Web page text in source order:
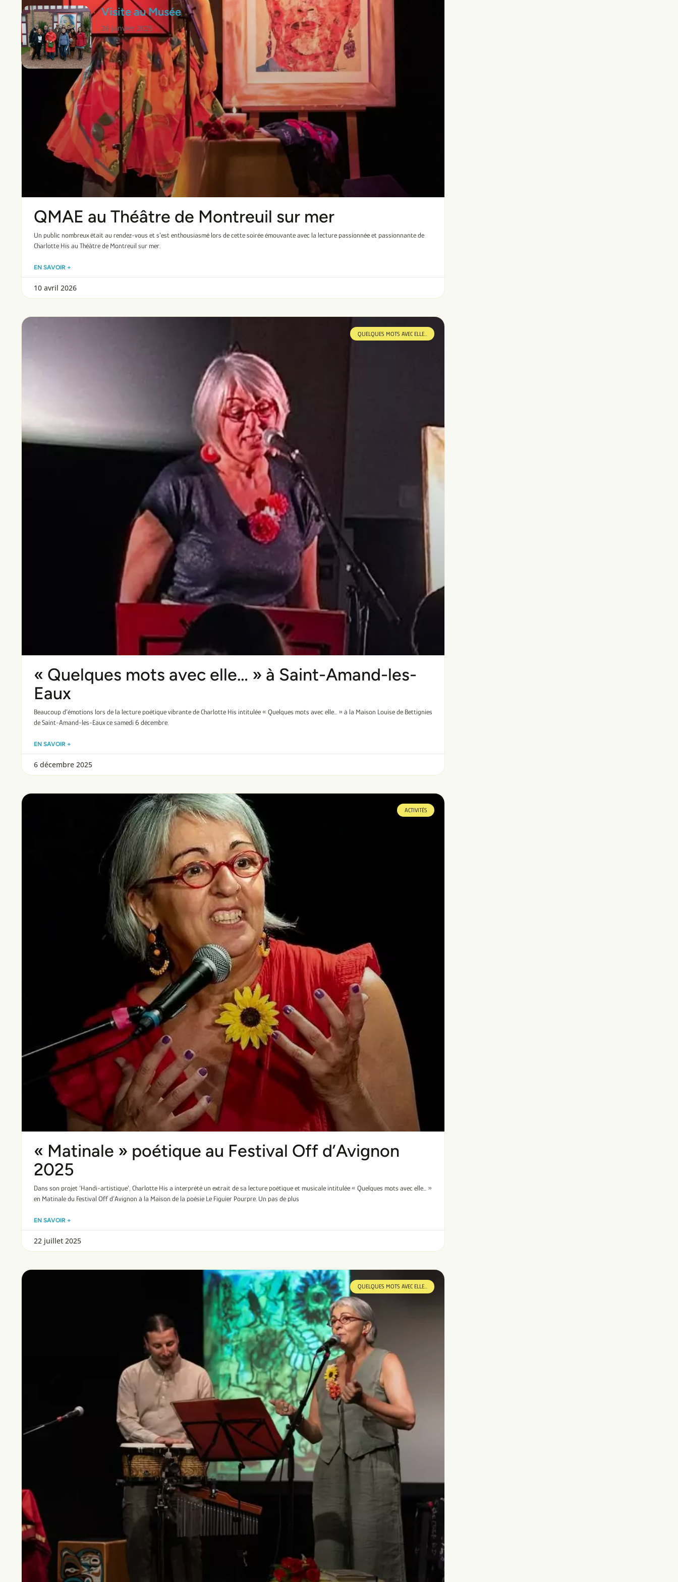
QMAE au Théâtre de Montreuil sur mer
Un public nombreux était au rendez-vous et s’est enthousiasmé lors de cette soirée émouvante avec la lecture passionnée et passionnante de
Charlotte His au Théâtre de Montreuil sur mer.
EN SAVOIR +
10 avril 2026
QUELQUES MOTS AVEC ELLE...
« Quelques mots avec elle… » à Saint-Amand-les-
Eaux
Beaucoup d’émotions lors de la lecture poétique vibrante de Charlotte His intitulée « Quelques mots avec elle… » à la Maison Louise de Bettignies
de Saint-Amand-les-Eaux ce samedi 6 décembre.
EN SAVOIR +
6 décembre 2025
ACTIVITÉS
« Matinale » poétique au Festival Off d’Avignon
2025
Dans son projet ‘Handi-artistique’, Charlotte His a interprété un extrait de sa lecture poétique et musicale intitulée « Quelques mots avec elle… »
en Matinale du Festival Off d’Avignon à la Maison de la poésie Le Figuier Pourpre. Un pas de plus
EN SAVOIR +
22 juillet 2025
QUELQUES MOTS AVEC ELLE...
Visite au Musée
26 janvier 2025